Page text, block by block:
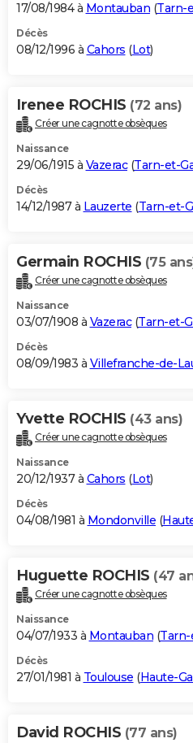
17/08/1984 à Montauban (Tarn-
Décès
08/12/1996 à Cahors (Lot)
Irenee ROCHIS (72 ans)
Créer une cagnotte obsèques
Naissance
29/06/1915 à Vazerac(Tarn-et-
Décès
14/12/1987 à Lauzerte (Tarn-et-
Germain ROCHIS (75
Créer une cagnotte obsèques
Naissance
03/07/1908 à Vazerac(Tarn-et-
Décès
08/09/1983 à Villefranche-de-
Yvette ROCHIS (43 ans)
Créer une cagnotte obsèques
Naissance
20/12/1937 à Cahors (Lot)
Décès
04/08/1981 à Mondonville (
Huguette ROCHIS (47
Créer une cagnotte obsèques
Naissance
04/07/1933 à Montauban (Tarn-
Décès
27/01/1981 à Toulouse (Haute-
David ROCHIS (77 ans)